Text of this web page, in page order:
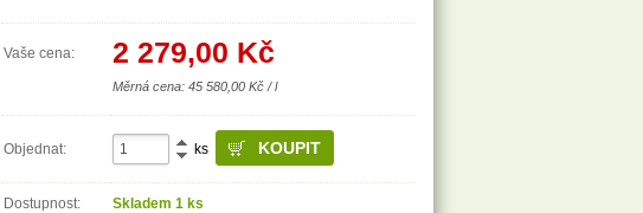
Vaše cena: 2 279,00 Kč
Měrná cena: 45 580,00 Kč / l
Objednat: ks
Dostupnost: Skladem 1 ks